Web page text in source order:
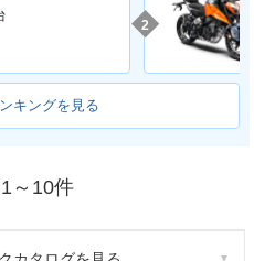
2
キングを見る
～10件